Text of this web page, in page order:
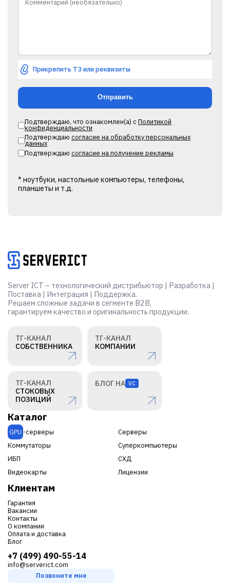
Прикрепить ТЗ или реквизиты
Подтверждаю, что ознакомлен(а) сПолитикой
конфиденциальности
Подтверждаю согласие на обработку персональных
данных
Подтверждаю согласие на получение рекламы
* ноутбуки, настольные компьютеры, телефоны,
планшеты и т.д.
Server ICT – технологический дистрибьютор | Разработка |
Поставка | Интеграция | Поддержка.
Решаем сложные задачи в сегменте B2B,
гарантируем качество и оригинальность продукции.
ТГ-КАНАЛ
СОБСТВЕННИКА
ТГ-КАНАЛ
КОМПАНИИ
ТГ-КАНАЛ
СТОКОВЫХ
ПОЗИЦИЙ
БЛОГ НА VC
Каталог
GPU -серверы
Серверы
Коммутаторы
Суперкомпьютеры
ИБП
СХД
Видеокарты
Лицензии
Клиентам
Гарантия
Вакансии
Контакты
О компании
Оплата и доставка
Блог
+7 (499) 490-55-14
info@serverict.com
Позвоните мне